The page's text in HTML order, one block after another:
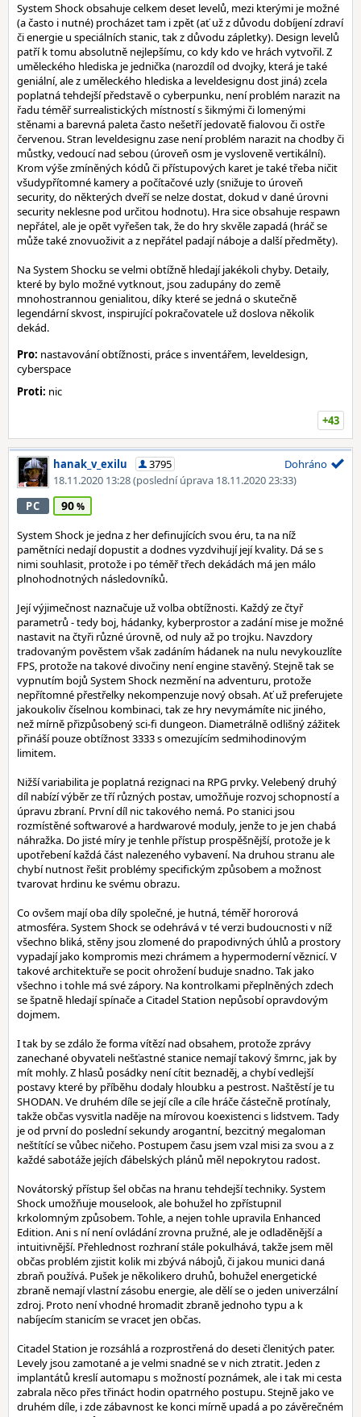
System Shock obsahuje celkem deset levelů, mezi kterými je možné
(a často i nutné) procházet tam i zpět (ať už z důvodu dobíjení zdraví
či energie u speciálních stanic, tak z důvodu zápletky). Design levelů
patří k tomu absolutně nejlepšímu, co kdy kdo ve hrách vytvořil. Z
uměleckého hlediska je jednička (narozdíl od dvojky, která je také
geniální, ale z uměleckého hlediska a leveldesignu dost jiná) zcela
poplatná tehdejší představě o cyberpunku, není problém narazit na
řadu téměř surrealistických místností s šikmými či lomenými
stěnami a barevná paleta často nešetří jedovatě fialovou či ostře
červenou. Stran leveldesignu zase není problém narazit na chodby či
můstky, vedoucí nad sebou (úroveň osm je vysloveně vertikální).
Krom výše zmíněných kódů či přístupových karet je také třeba ničit
všudypřítomné kamery a počítačové uzly (snižuje to úroveň
security, do některých dveří se nelze dostat, dokud v dané úrovni
security neklesne pod určitou hodnotu). Hra sice obsahuje respawn
nepřátel, ale je opět vyřešen tak, že do hry skvěle zapadá (hráč se
může také znovuoživit a z nepřátel padají náboje a další předměty).
Na System Shocku se velmi obtížně hledají jakékoli chyby. Detaily,
které by bylo možné vytknout, jsou zadupány do země
mnohostrannou genialitou, díky které se jedná o skutečně
legendární skvost, inspirující pokračovatele už doslova několik
dekád.
Pro: nastavování obtížnosti, práce s inventářem, leveldesign,
cyberspace
Proti: nic
+43
hanak_v_exilu
3795
18.11.2020 13:28(poslední úprava 18.11.2020 23:33)
Dohráno
PC 90
System Shock je jedna z her definujících svou éru, ta na níž
pamětníci nedají dopustit a dodnes vyzdvihují její kvality. Dá se s
nimi souhlasit, protože i po téměř třech dekádách má jen málo
plnohodnotných následovníků.
Její výjimečnost naznačuje už volba obtížnosti. Každý ze čtyř
parametrů - tedy boj, hádanky, kyberprostor a zadání mise je možné
nastavit na čtyři různé úrovně, od nuly až po trojku. Navzdory
tradovaným pověstem však zadáním hádanek na nulu nevykouzlíte
FPS, protože na takové divočiny není engine stavěný. Stejně tak se
vypnutím bojů System Shock nezmění na adventuru, protože
nepřítomné přestřelky nekompenzuje nový obsah. Ať už preferujete
jakoukoliv číselnou kombinaci, tak ze hry nevymámíte nic jiného,
než mírně přizpůsobený sci-fi dungeon. Diametrálně odlišný zážitek
přináší pouze obtížnost 3333 s omezujícím sedmihodinovým
limitem.
Nižší variabilita je poplatná rezignaci na RPG prvky. Velebený druhý
díl nabízí výběr ze tří různých postav, umožňuje rozvoj schopností a
úpravu zbraní. První díl nic takového nemá. Po stanici jsou
rozmístěné softwarové a hardwarové moduly, jenže to je jen chabá
náhražka. Do jisté míry je tenhle přístup prospěšnější, protože je k
upotřebení každá část nalezeného vybavení. Na druhou stranu ale
chybí nutnost řešit problémy specifickým způsobem a možnost
tvarovat hrdinu ke svému obrazu.
Co ovšem mají oba díly společné, je hutná, téměř hororová
atmosféra. System Shock se odehrává v té verzi budoucnosti v níž
všechno bliká, stěny jsou zlomené do prapodivných úhlů a prostory
vypadají jako kompromis mezi chrámem a hypermoderní věznicí. V
takové architektuře se pocit ohrožení buduje snadno. Tak jako
všechno i tohle má své zápory. Na kontrolkami přeplněných zdech
se špatně hledají spínače a Citadel Station nepůsobí opravdovým
dojmem.
I tak by se zdálo že forma vítězí nad obsahem, protože zprávy
zanechané obyvateli nešťastné stanice nemají takový šmrnc, jak by
mít mohly. Z hlasů posádky není cítit beznaděj, a chybí vedlejší
postavy které by příběhu dodaly hloubku a pestrost. Naštěstí je tu
SHODAN. Ve druhém díle se její cíle a cíle hráče částečně protínaly,
takže občas vysvitla naděje na mírovou koexistenci s lidstvem. Tady
je od první do poslední sekundy arogantní, bezcitný megaloman
neštítící se vůbec ničeho. Postupem času jsem vzal misi za svou a z
každé sabotáže jejích ďábelských plánů měl nepokrytou radost.
Novátorský přístup šel občas na hranu tehdejší techniky. System
Shock umožňuje mouselook, ale bohužel ho zpřístupnil
krkolomným způsobem. Tohle, a nejen tohle upravila Enhanced
Edition. Ani s ní není ovládání zrovna pružné, ale je odladěnější a
intuitivnější. Přehlednost rozhraní stále pokulhává, takže jsem měl
občas problém zjistit kolik mi zbývá nábojů, či jakou munici daná
zbraň používá. Pušek je několikero druhů, bohužel energetické
zbraně nemají vlastní zásobu energie, ale dělí se o jeden univerzální
zdroj. Proto není vhodné hromadit zbraně jednoho typu a k
nabíjecím stanicím se vracet jen občas.
Citadel Station je rozsáhlá a rozprostřená do deseti členitých pater.
Levely jsou zamotané a je velmi snadné se v nich ztratit. Jeden z
implantátů kreslí automapu s možností poznámek, ale i tak mi cesta
zabrala něco přes třináct hodin opatrného postupu. Stejně jako ve
druhém díle, i zde zábavnost ke konci mírně upadá a po závěrečném